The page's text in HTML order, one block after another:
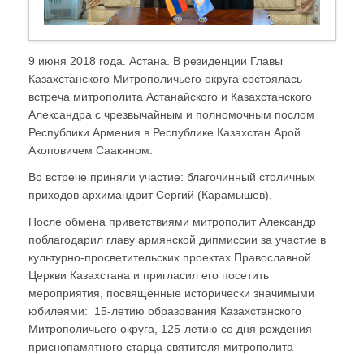
9 июня 2018 года. Астана. В резиденции Главы
Казахстанского Митрополичьего округа состоялась
встреча митрополита Астанайского и Казахстанского
Александра с чрезвычайным и полномочным послом
Республики Армения в Республике Казахстан Арой
Акоповичем Саакяном.
Во встрече приняли участие: благочинный столичных
приходов архимандрит Сергий (Карамышев).
После обмена приветствиями митрополит Александр
поблагодарил главу армянской дипмиссии за участие в
культурно-просветительских проектах Православной
Церкви Казахстана и пригласил его посетить
мероприятия, посвященные исторически значимыми
юбилеями: 15-летию образования Казахстанского
Митрополичьего округа, 125-летию со дня рождения
приснопамятного старца-святителя митрополита